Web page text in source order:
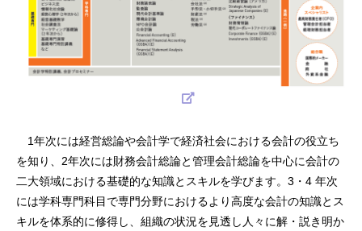
1年次には経営総論や会計学で経済社会における会計の役立ち
を知り、2年次には財務会計総論と管理会計総論を中心に会計の
二大領域における基礎的な知識とスキルを学びます。3・4 年次
には学科専門科目で専門分野におけるより高度な会計の知識とス
キルを体系的に修得し、組織の状況を見透し人々に解・説き明か